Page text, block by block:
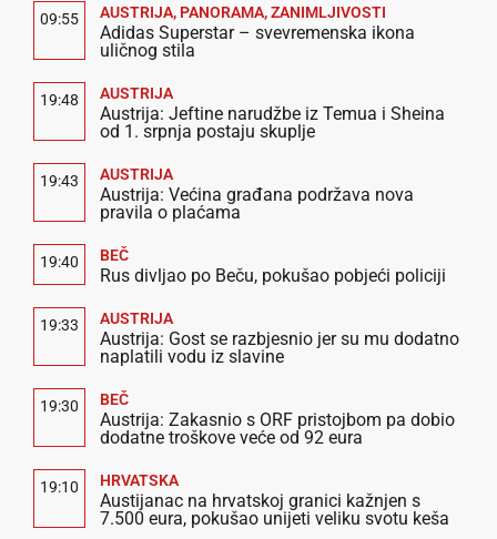
09:55 AUSTRIJA, PANORAMA,ZANIMLJIVOSTI
Adidas Superstar – svevremenska ikona
uličnog stila
19:48 AUSTRIJA
Austrija: Jeftine narudžbe iz Temua i Sheina
od 1. srpnja postaju skuplje
19:43 AUSTRIJA
Austrija: Većina građana podržava nova
pravila o plaćama
19:40 BEČ
Rus divljao po Beču, pokušao pobjeći policiji
19:33 AUSTRIJA
Austrija: Gost se razbjesnio jer su mu dodatno
naplatili vodu iz slavine
19:30 BEČ
Austrija: Zakasnio s ORF pristojbom pa dobio
dodatne troškove veće od 92 eura
19:10 HRVATSKA
Austijanac na hrvatskoj granici kažnjen s
7.500 eura, pokušao unijeti veliku svotu keša